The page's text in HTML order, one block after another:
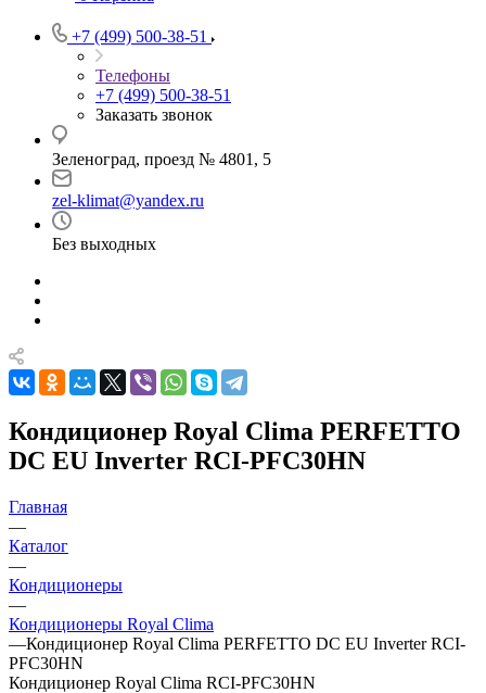
+7 (499) 500-38-51
Телефоны
+7 (499) 500-38-51
Заказать звонок
Зеленоград, проезд № 4801, 5
zel-klimat@yandex.ru
Без выходных
Кондиционер Royal Clima PERFETTO
DC EU Inverter RCI-PFC30HN
Главная
—
Каталог
—
Кондиционеры
—
Кондиционеры Royal Clima
—Кондиционер Royal Clima PERFETTO DC EU Inverter RCI-
PFC30HN
Кондиционер Royal Clima RCI-PFC30HN